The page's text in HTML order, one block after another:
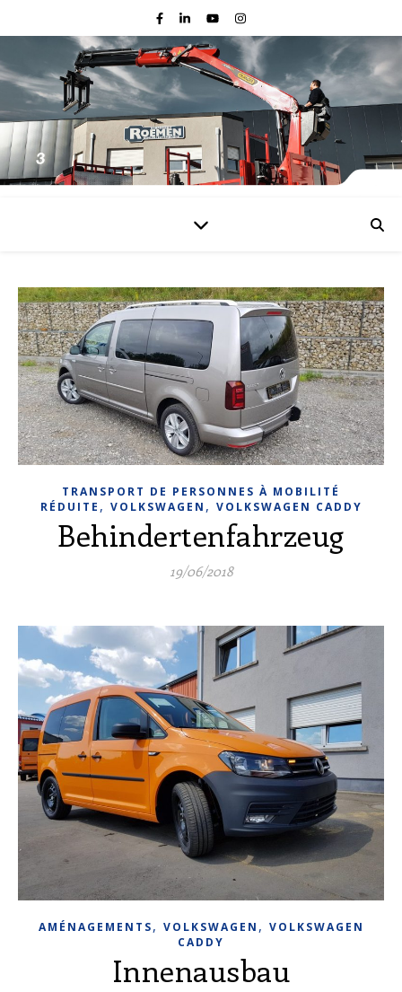
TRANSPORT DE PERSONNES À MOBILITÉ
RÉDUITE , VOLKSWAGEN , VOLKSWAGEN CADDY
Behindertenfahrzeug
19/06/2018
AMÉNAGEMENTS, VOLKSWAGEN , VOLKSWAGEN
CADDY
Innenausbau